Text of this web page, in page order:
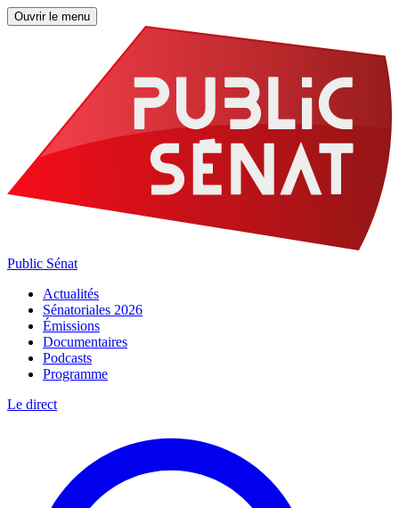
Ouvrir le menu
Public Sénat
Actualités
Sénatoriales 2026
Émissions
Documentaires
Podcasts
Programme
Le direct